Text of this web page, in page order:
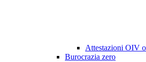
Attestazioni OIV
Burocrazia zero